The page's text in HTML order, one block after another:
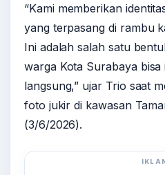
“Kami memberikan
yang terpasang di rambu
Ini adalah salah satu
warga Kota Surabaya
langsung,” ujar Trio saat
foto jukir di kawasan
(3/6/2026).